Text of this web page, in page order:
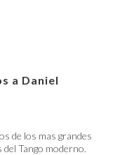
a Daniel
de los mas grandes
Tango moderno.